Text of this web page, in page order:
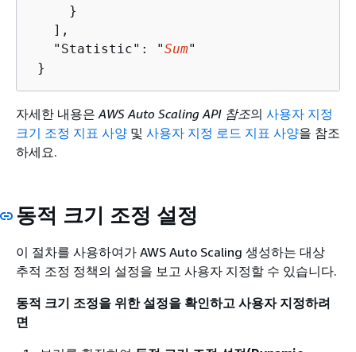
     }
   ],
   "Statistic": "
Sum"
}
자세한 내용은 AWS Auto Scaling API 참조의 사용자 지정
크기 조정 지표 사양 및 사용자 지정 로드 지표 사양을 참조
하세요.
동적 크기 조정 설정
이 절차를 사용하여가 AWS Auto Scaling 생성하는 대상
추적 조정 정책의 설정을 보고 사용자 지정할 수 있습니다.
동적 크기 조정을 위한 설정을 확인하고 사용자 지정하려
면